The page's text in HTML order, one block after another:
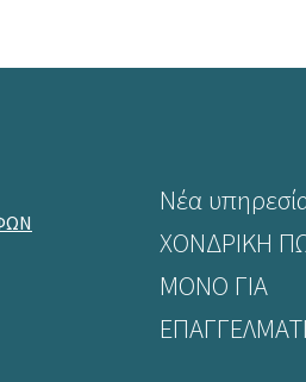
Νέα
ΧΟΝΔΡΙΚΗ
ΜΟΝΟ ΓΙΑ